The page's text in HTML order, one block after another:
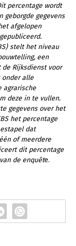
percentage wordt
geborgde gegevens
afgelopen
stelt het niveau
een
de Rijksdienst voor
onder alle
agrarische
deze in te vullen.
gegevens over het
het percentage
dat
of meerdere
dit percentage
de enquête.